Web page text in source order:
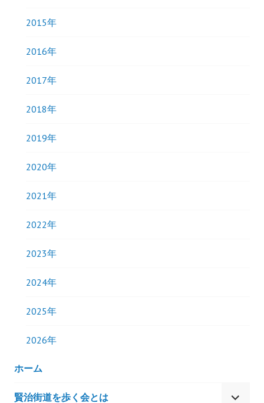
2015年
2016年
2017年
2018年
2019年
2020年
2021年
2022年
2023年
2024年
2025年
2026年
ホーム
賢治街道を歩く会とは